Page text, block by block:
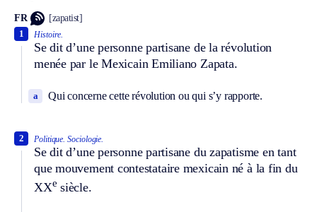
FR [zapatist]
Histoire.
Se dit d’une personne partisane de la révolution
menée par le Mexicain Emiliano Zapata.
1
Qui concerne cette révolution ou qui s’y rapporte.
a
Politique. Sociologie.
Se dit d’une personne partisane du zapatisme en tant
que mouvement contestataire mexicain né à la fin du
XXe siècle.
2